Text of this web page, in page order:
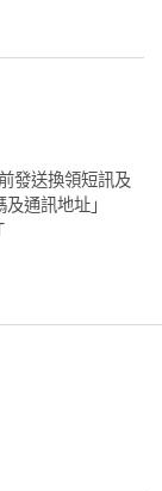
發送換領短訊及
通訊地址」